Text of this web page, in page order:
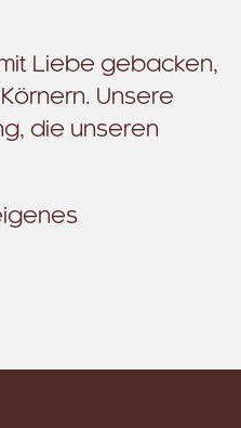
Liebe gebacken,
Unsere
die unseren